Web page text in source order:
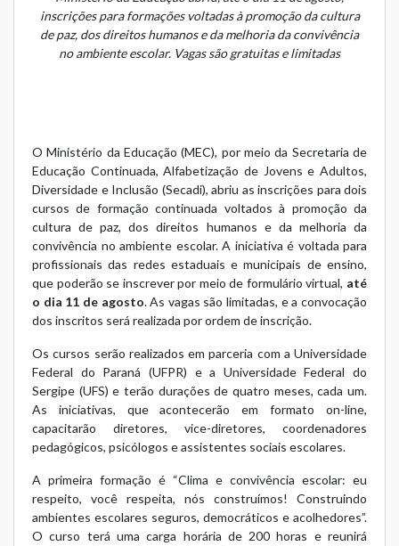
inscrições para formações voltadas à promoção da cultura
de paz, dos direitos humanos e da melhoria da convivência
no ambiente escolar. Vagas são gratuitas e limitadas
O Ministério da Educação (MEC), por meio da Secretaria de
Educação Continuada, Alfabetização de Jovens e Adultos,
Diversidade e Inclusão (Secadi), abriu as inscrições para dois
cursos de formação continuada voltados à promoção da
cultura de paz, dos direitos humanos e da melhoria da
convivência no ambiente escolar. A iniciativa é voltada para
profissionais das redes estaduais e municipais de ensino,
que poderão se inscrever por meio de formulário virtual, até
o dia 11 de agosto. As vagas são limitadas, e a convocação
dos inscritos será realizada por ordem de inscrição.
Os cursos serão realizados em parceria com a Universidade
Federal do Paraná (UFPR) e a Universidade Federal do
Sergipe (UFS) e terão durações de quatro meses, cada um.
As iniciativas, que acontecerão em formato on-line,
capacitarão diretores, vice-diretores, coordenadores
pedagógicos, psicólogos e assistentes sociais escolares.
A primeira formação é “Clima e convivência escolar: eu
respeito, você respeita, nós construímos! Construindo
ambientes escolares seguros, democráticos e acolhedores”.
O curso terá uma carga horária de 200 horas e reunirá